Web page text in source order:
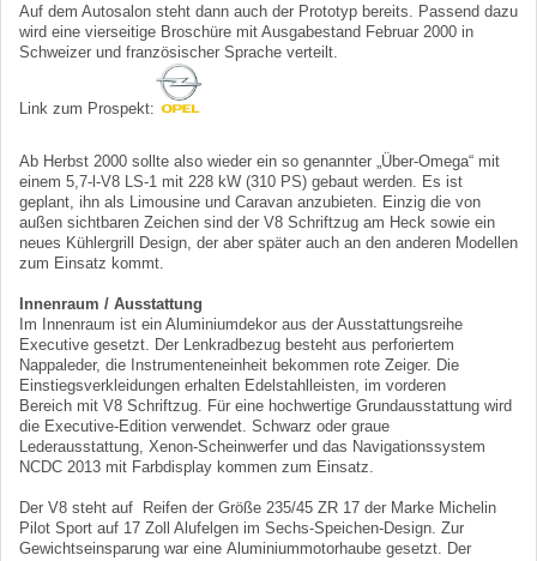
Auf dem Autosalon steht dann auch der Prototyp bereits. Passend dazu
wird eine vierseitige Broschüre mit Ausgabestand Februar 2000 in
Schweizer und französischer Sprache verteilt.
Link zum Prospekt:
Ab Herbst 2000 sollte also wieder ein so genannter „Über-Omega“ mit
einem 5,7-l-V8 LS-1 mit 228 kW (310 PS) gebaut werden. Es ist
geplant, ihn als Limousine und Caravan anzubieten. Einzig die von
außen sichtbaren Zeichen sind der V8 Schriftzug am Heck sowie ein
neues Kühlergrill Design, der aber später auch an den anderen Modellen
zum Einsatz kommt.
Innenraum / Ausstattung
Im Innenraum ist ein Aluminiumdekor aus der Ausstattungsreihe
Executive gesetzt. Der Lenkradbezug besteht aus perforiertem
Nappaleder, die Instrumenteneinheit bekommen rote Zeiger. Die
Einstiegsverkleidungen erhalten Edelstahlleisten, im vorderen
Bereich mit V8 Schriftzug. Für eine hochwertige Grundausstattung wird
die Executive-Edition verwendet. Schwarz oder graue
Lederausstattung, Xenon-Scheinwerfer und das Navigationssystem
NCDC 2013 mit Farbdisplay kommen zum Einsatz.
Der V8 steht auf Reifen der Größe 235/45 ZR 17 der Marke Michelin
Pilot Sport auf 17 Zoll Alufelgen im Sechs-Speichen-Design. Zur
Gewichtseinsparung war eine Aluminiummotorhaube gesetzt. Der